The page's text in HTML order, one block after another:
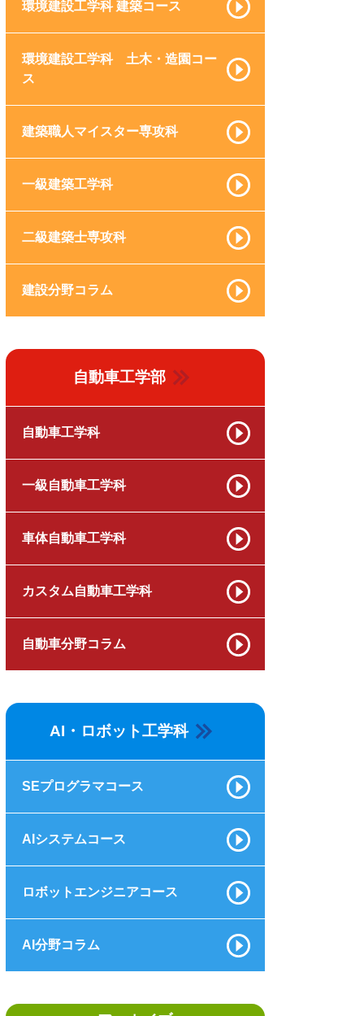
環境建設工学科 建築コース
環境建設工学科 土木・造園コー
ス
建築職人マイスター専攻科
一級建築工学科
二級建築士専攻科
建設分野コラム
自動車工学部
自動車工学科
一級自動車工学科
車体自動車工学科
カスタム自動車工学科
自動車分野コラム
AI・ロボット工学科
SEプログラマコース
AIシステムコース
ロボットエンジニアコース
AI分野コラム